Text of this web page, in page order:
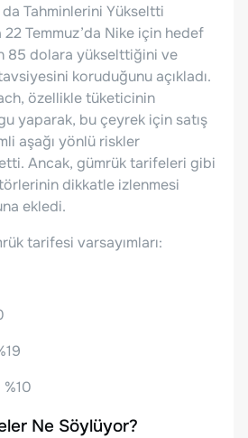
Tahminlerini Yükseltti
Temmuz’da Nike için hedef
85 dolara yükselttiğini ve
koruduğunu açıkladı.
özellikle tüketicinin
yaparak, bu çeyrek için satış
aşağı yönlü riskler
Ancak, gümrük tarifeleri gibi
dikkatle izlenmesi
ekledi.
tarifesi varsayımları:
Ne Söylüyor?